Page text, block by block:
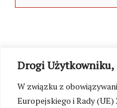
Drogi Użytkowniku,
W związku z
Europejskiego i Rady (UE)